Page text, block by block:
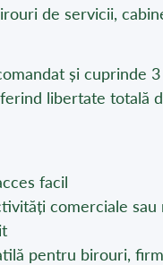
de servicii,
și cuprinde
libertate totală
facil
comerciale sau
pentru birouri,